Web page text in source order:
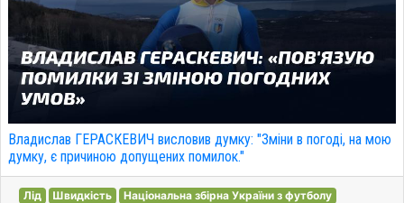
Владислав ГЕРАСКЕВИЧ висловив думку: "Зміни в погоді, на мою
думку, є причиною допущених помилок."
Лід Швидкість Національна збірна України з футболу